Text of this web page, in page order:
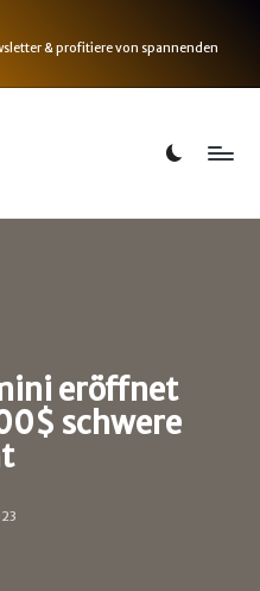
& profitiere von spannenden
eröffnet
schwere